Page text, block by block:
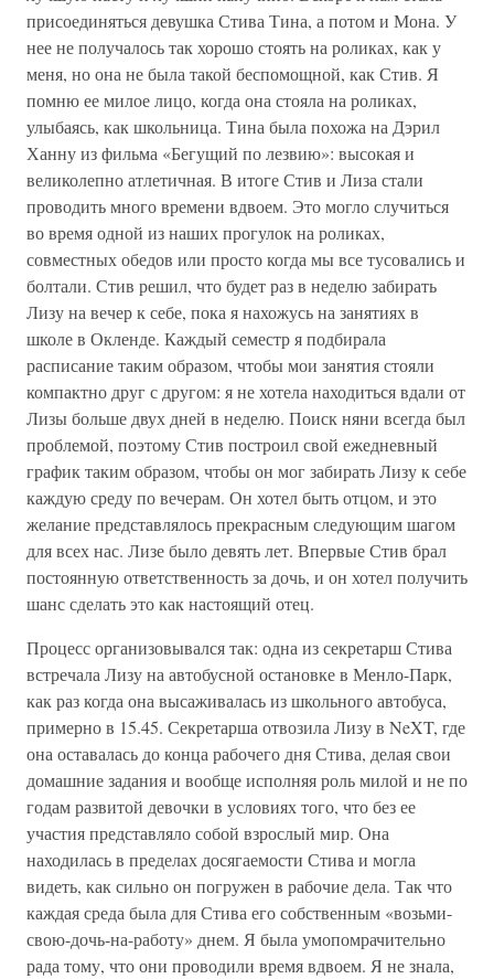
присоединяться девушка Стива Тина, а потом и Мона. У
нее не получалось так хорошо стоять на роликах, как у
меня, но она не была такой беспомощной, как Стив. Я
помню ее милое лицо, когда она стояла на роликах,
улыбаясь, как школьница. Тина была похожа на Дэрил
Ханну из фильма «Бегущий по лезвию»: высокая и
великолепно атлетичная. В итоге Стив и Лиза стали
проводить много времени вдвоем. Это могло случиться
во время одной из наших прогулок на роликах,
совместных обедов или просто когда мы все тусовались и
болтали. Стив решил, что будет раз в неделю забирать
Лизу на вечер к себе, пока я нахожусь на занятиях в
школе в Окленде. Каждый семестр я подбирала
расписание таким образом, чтобы мои занятия стояли
компактно друг с другом: я не хотела находиться вдали от
Лизы больше двух дней в неделю. Поиск няни всегда был
проблемой, поэтому Стив построил свой ежедневный
график таким образом, чтобы он мог забирать Лизу к себе
каждую среду по вечерам. Он хотел быть отцом, и это
желание представлялось прекрасным следующим шагом
для всех нас. Лизе было девять лет. Впервые Стив брал
постоянную ответственность за дочь, и он хотел получить
шанс сделать это как настоящий отец.
Процесс организовывался так: одна из секретарш Стива
встречала Лизу на автобусной остановке в Менло-Парк,
как раз когда она высаживалась из школьного автобуса,
примерно в 15.45. Секретарша отвозила Лизу в NeXT, где
она оставалась до конца рабочего дня Стива, делая свои
домашние задания и вообще исполняя роль милой и не по
годам развитой девочки в условиях того, что без ее
участия представляло собой взрослый мир. Она
находилась в пределах досягаемости Стива и могла
видеть, как сильно он погружен в рабочие дела. Так что
каждая среда была для Стива его собственным «возьми-
свою-дочь-на-работу» днем. Я была умопомрачительно
рада тому, что они проводили время вдвоем. Я не знала,